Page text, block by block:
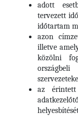
adott
tervezett
időtartam
azon
illetve
közölni
az